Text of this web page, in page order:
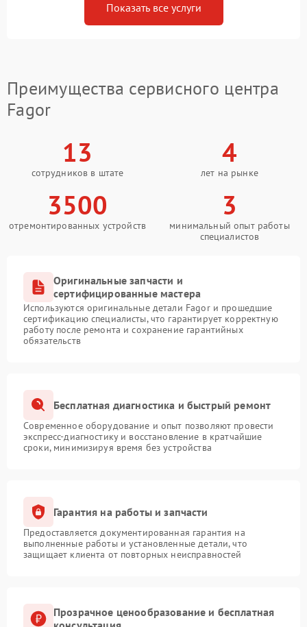
Показать все услуги
Преимущества сервисного центра
Fagor
13
сотрудников в штате
4
лет на рынке
3500
отремонтированных устройств
3
минимальный опыт работы
специалистов
Оригинальные запчасти и
сертифицированные мастера
Используются оригинальные детали Fagor и прошедшие
сертификацию специалисты, что гарантирует корректную
работу после ремонта и сохранение гарантийных
обязательств
Бесплатная диагностика и быстрый ремонт
Современное оборудование и опыт позволяют провести
экспресс-диагностику и восстановление в кратчайшие
сроки, минимизируя время без устройства
Гарантия на работы и запчасти
Предоставляется документированная гарантия на
выполненные работы и установленные детали, что
защищает клиента от повторных неисправностей
Прозрачное ценообразование и бесплатная